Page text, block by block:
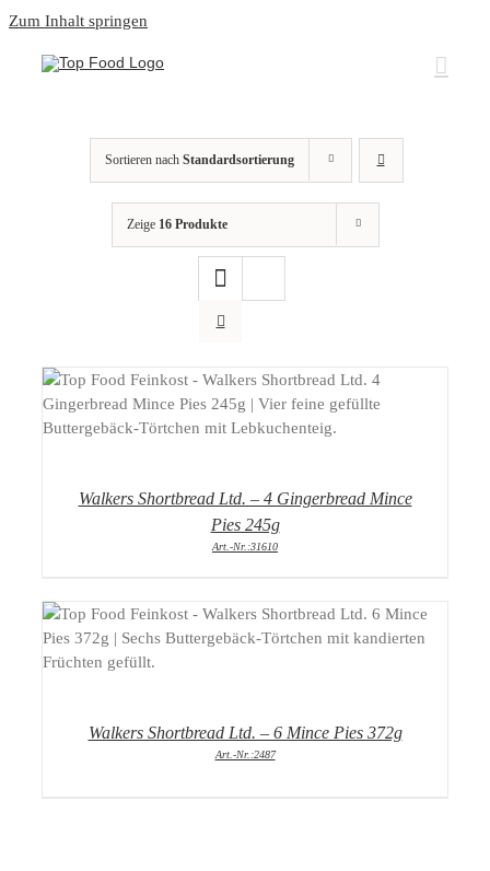
Zum Inhalt springen
Sortieren nach Standardsortierung
Zeige 16 Produkte
DETAILS
Walkers Shortbread Ltd. – 4 Gingerbread Mince
Pies 245g
Art.-Nr.:31610
DETAILS
Walkers Shortbread Ltd. – 6 Mince Pies 372g
Art.-Nr.:2487